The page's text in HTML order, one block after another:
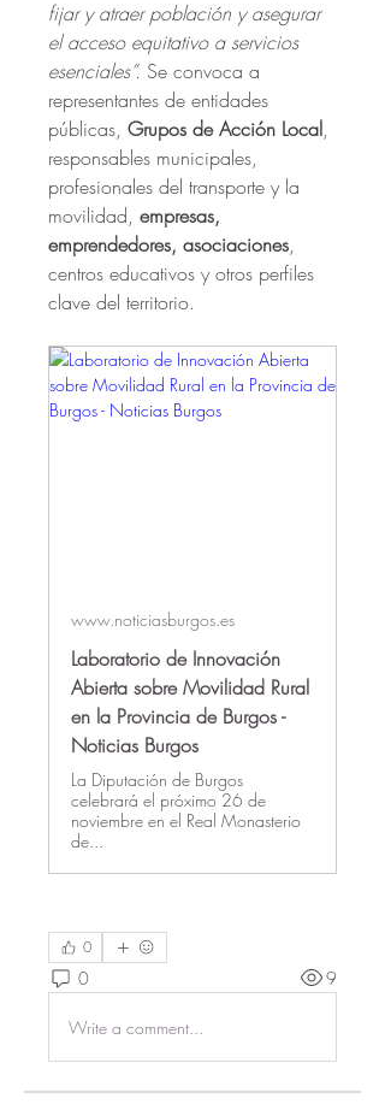
fijar y atraer población y asegurar
el acceso equitativo a servicios
esenciales”. Se convoca a
representantes de entidades
públicas, Grupos de Acción Local,
responsables municipales,
profesionales del transporte y la
movilidad, empresas,
emprendedores, asociaciones,
centros educativos y otros perfiles
clave del territorio.
www.noticiasburgos.es
Laboratorio de Innovación
Abierta sobre Movilidad Rural
en la Provincia de Burgos -
Noticias Burgos
La Diputación de Burgos
celebrará el próximo 26 de
noviembre en el Real Monasterio
de...
0
0 9
Write a comment...